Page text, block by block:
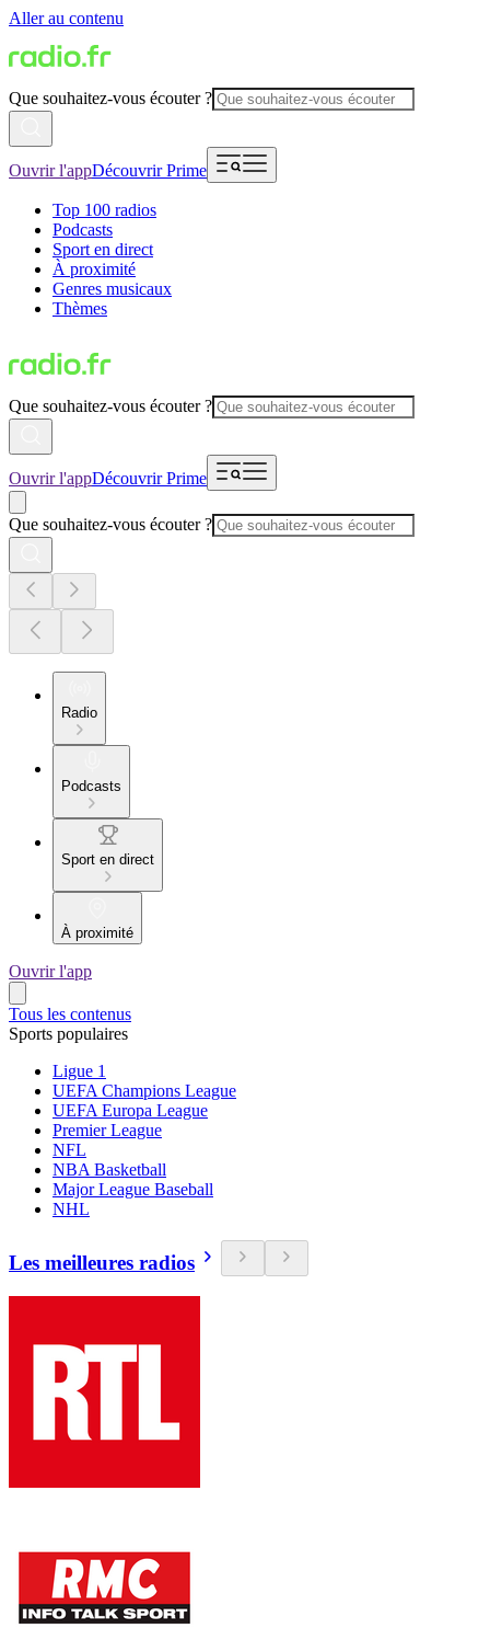
Aller au contenu
Que souhaitez-vous écouter ?
Ouvrir l'appDécouvrir Prime
Top 100 radios
Podcasts
Sport en direct
À proximité
Genres musicaux
Thèmes
Que souhaitez-vous écouter ?
Ouvrir l'appDécouvrir Prime
Que souhaitez-vous écouter ?
Radio
Podcasts
Sport en direct
À proximité
Ouvrir l'app
Tous les contenus
Sports populaires
Ligue 1
UEFA Champions League
UEFA Europa League
Premier League
NFL
NBA Basketball
Major League Baseball
NHL
Les meilleures radios